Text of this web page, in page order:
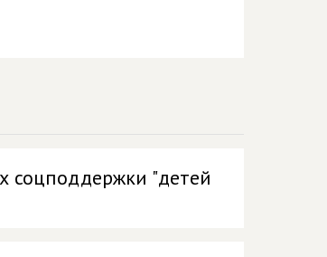
соцподдержки "детей